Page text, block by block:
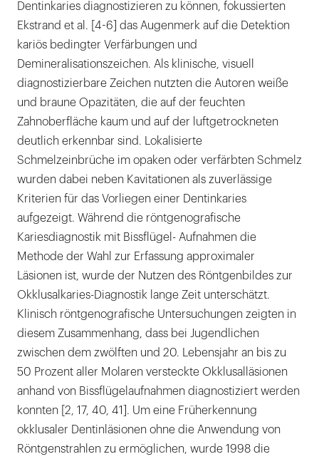
Dentinkaries diagnostizieren zu können, fokussierten
Ekstrand et al. [4-6] das Augenmerk auf die Detektion
kariös bedingter Verfärbungen und
Demineralisationszeichen. Als klinische, visuell
diagnostizierbare Zeichen nutzten die Autoren weiße
und braune Opazitäten, die auf der feuchten
Zahnoberfläche kaum und auf der luftgetrockneten
deutlich erkennbar sind. Lokalisierte
Schmelzeinbrüche im opaken oder verfärbten Schmelz
wurden dabei neben Kavitationen als zuverlässige
Kriterien für das Vorliegen einer Dentinkaries
aufgezeigt. Während die röntgenografische
Kariesdiagnostik mit Bissflügel- Aufnahmen die
Methode der Wahl zur Erfassung approximaler
Läsionen ist, wurde der Nutzen des Röntgenbildes zur
Okklusalkaries-Diagnostik lange Zeit unterschätzt.
Klinisch röntgenografische Untersuchungen zeigten in
diesem Zusammenhang, dass bei Jugendlichen
zwischen dem zwölften und 20. Lebensjahr an bis zu
50 Prozent aller Molaren versteckte Okklusalläsionen
anhand von Bissflügelaufnahmen diagnostiziert werden
konnten [2, 17, 40, 41]. Um eine Früherkennung
okklusaler Dentinläsionen ohne die Anwendung von
Röntgenstrahlen zu ermöglichen, wurde 1998 die